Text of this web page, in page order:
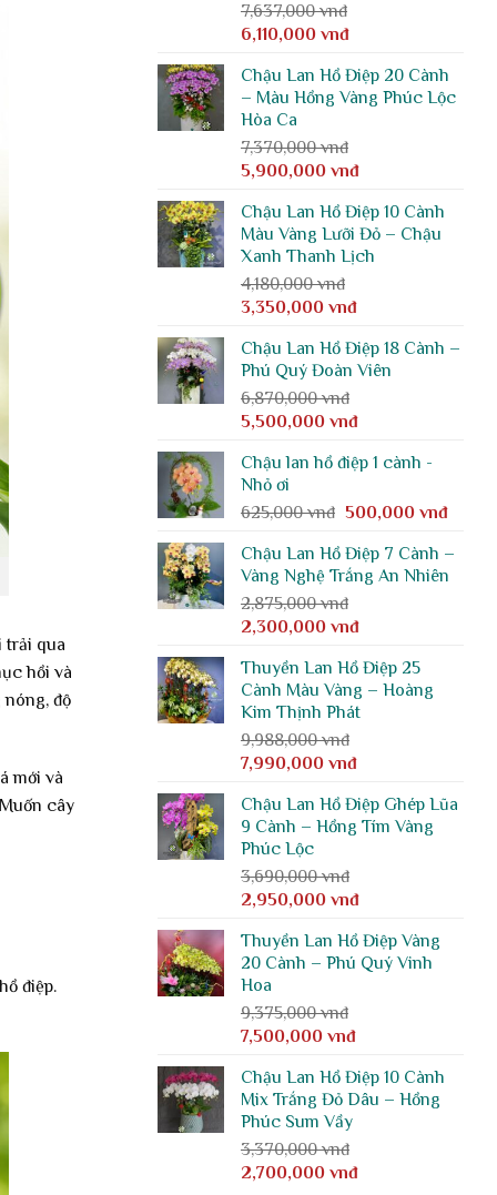
trải qua
hồi và
độ
mới và
cây
điệp.
7,637,000vnđ
Giá
là:
7,637,000 vnđ.
6,110,000 vnđGiá
tại
là:
Chậu Lan Hồ Điệp 20 Cành
– Màu Hồng Vàng Phúc Lộc
Hòa Ca
7,370,000vnđ
Giá
là:
7,370,000 vnđ.
5,900,000 vnđGiá
tại
là:
5,900,000 vnđ.
Chậu Lan Hồ Điệp 10 Cành
Màu Vàng Lưỡi Đỏ – Chậu
Xanh Thanh Lịch
4,180,000vnđ
Giá
là:
4,180,000 vnđ.
3,350,000 vnđGiá
tại
là:
Chậu Lan Hồ Điệp 18 Cành –
Phú Quý Đoàn Viên
6,870,000vnđ
Giá
là:
6,870,000 vnđ.
5,500,000 vnđGiá
tại
5,500,000 vnđ.
Chậu lan hồ điệp 1 cành -
Nhỏ ơi
625,000vnđ Giá
là:
625,000 vnđ.
500,000 vnđGiá
tại
là:
Chậu Lan Hồ Điệp 7 Cành –
Vàng Nghệ Trắng An Nhiên
2,875,000vnđ
Giá
là:
2,875,000 vnđ.
2,300,000 vnđGiá
tại
là:
2,300,000 vnđ.
Thuyền Lan Hồ Điệp 25
Cành Màu Vàng – Hoàng
Kim Thịnh Phát
9,988,000vnđ
Giá
là:
9,988,000 vnđ.
7,990,000 vnđGiá
tại
là:
Chậu Lan Hồ Điệp Ghép Lũa
9 Cành – Hồng Tím Vàng
Phúc Lộc
3,690,000vnđ
Giá
là:
3,690,000 vnđ.
2,950,000 vnđGiá
tại
là:
Thuyền Lan Hồ Điệp Vàng
20 Cành – Phú Quý Vinh
Hoa
9,375,000vnđ
Giá
là:
9,375,000 vnđ.
7,500,000 vnđGiá
tại
là:
Chậu Lan Hồ Điệp 10 Cành
Mix Trắng Đỏ Dâu – Hồng
Phúc Sum Vầy
3,370,000vnđ
Giá
2,700,000 vnđGiá